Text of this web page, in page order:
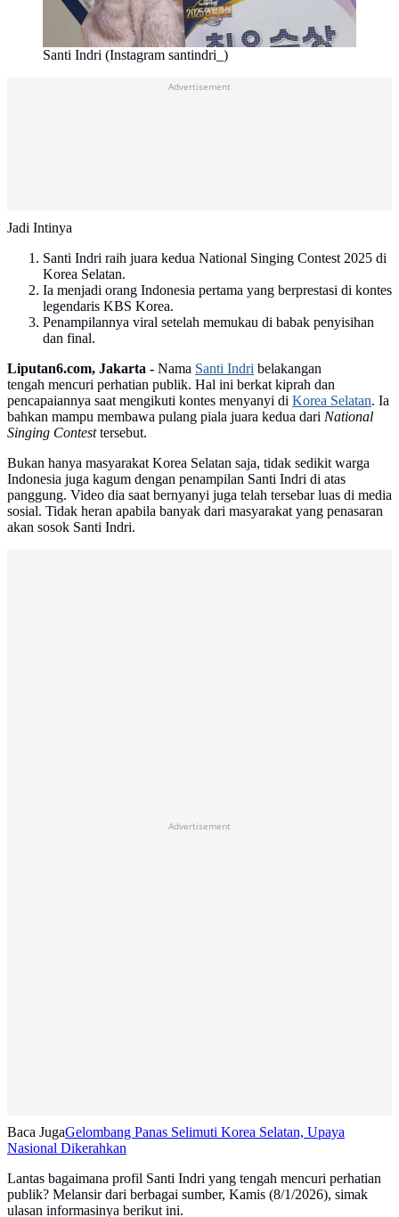
Santi Indri (Instagram santindri_)
Advertisement
Jadi Intinya
Santi Indri raih juara kedua National Singing Contest 2025 di
Korea Selatan.
Ia menjadi orang Indonesia pertama yang berprestasi di kontes
legendaris KBS Korea.
Penampilannya viral setelah memukau di babak penyisihan
dan final.
Liputan6.com, Jakarta - Nama Santi Indri belakangan
tengah mencuri perhatian publik. Hal ini berkat kiprah dan
pencapaiannya saat mengikuti kontes menyanyi di Korea Selatan. Ia
bahkan mampu membawa pulang piala juara kedua dari National
Singing Contesttersebut.
Bukan hanya masyarakat Korea Selatan saja, tidak sedikit warga
Indonesia juga kagum dengan penampilan Santi Indri di atas
panggung. Video dia saat bernyanyi juga telah tersebar luas di media
sosial. Tidak heran apabila banyak dari masyarakat yang penasaran
akan sosok Santi Indri.
Advertisement
Baca JugaGelombang Panas Selimuti Korea Selatan, Upaya
Nasional Dikerahkan
Lantas bagaimana profil Santi Indri yang tengah mencuri perhatian
publik? Melansir dari berbagai sumber, Kamis (8/1/2026), simak
ulasan informasinya berikut ini.